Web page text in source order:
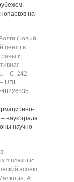
на
(новый
центр в
и
‒ C. 242‒
URL:
.
наукограда
научно-
в научные
аспект
А.